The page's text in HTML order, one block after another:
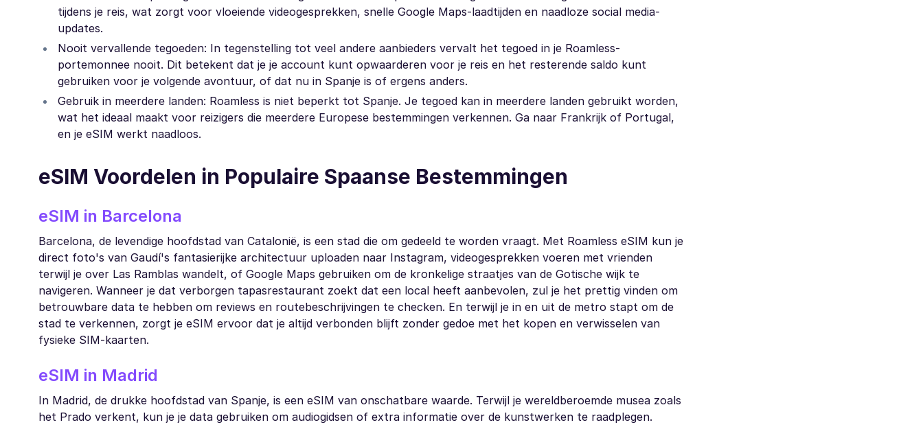
tijdens je reis, wat zorgt voor vloeiende videogesprekken, snelle Google Maps-laadtijden en naadloze social media-
updates.
Nooit vervallende tegoeden: In tegenstelling tot veel andere aanbieders vervalt het tegoed in je Roamless-
portemonnee nooit. Dit betekent dat je je account kunt opwaarderen voor je reis en het resterende saldo kunt
gebruiken voor je volgende avontuur, of dat nu in Spanje is of ergens anders.
Gebruik in meerdere landen: Roamless is niet beperkt tot Spanje. Je tegoed kan in meerdere landen gebruikt worden,
wat het ideaal maakt voor reizigers die meerdere Europese bestemmingen verkennen. Ga naar Frankrijk of Portugal,
en je eSIM werkt naadloos.
eSIM Voordelen in Populaire Spaanse Bestemmingen
eSIM in Barcelona
Barcelona, de levendige hoofdstad van Catalonië, is een stad die om gedeeld te worden vraagt. Met Roamless eSIM kun je
direct foto's van Gaudí's fantasierijke architectuur uploaden naar Instagram, videogesprekken voeren met vrienden
terwijl je over Las Ramblas wandelt, of Google Maps gebruiken om de kronkelige straatjes van de Gotische wijk te
navigeren. Wanneer je dat verborgen tapasrestaurant zoekt dat een local heeft aanbevolen, zul je het prettig vinden om
betrouwbare data te hebben om reviews en routebeschrijvingen te checken. En terwijl je in en uit de metro stapt om de
stad te verkennen, zorgt je eSIM ervoor dat je altijd verbonden blijft zonder gedoe met het kopen en verwisselen van
fysieke SIM-kaarten.
eSIM in Madrid
In Madrid, de drukke hoofdstad van Spanje, is een eSIM van onschatbare waarde. Terwijl je wereldberoemde musea zoals
het Prado verkent, kun je je data gebruiken om audiogidsen of extra informatie over de kunstwerken te raadplegen.